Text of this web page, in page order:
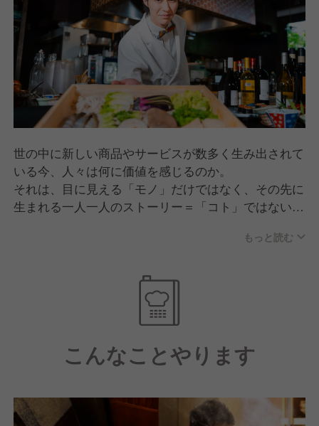
世の中に新しい商品やサービスが数多く生み出されて
いる今、人々は何に価値を感じるのか。
それは、目に見える「モノ」だけではなく、その先に
生まれる一人一人のストーリー＝「コト」ではない
私たちそらグループは「楽しい」と感じる体験を通し
「Fun style＆Place」を実現します。
もっと読む
こんなことやります